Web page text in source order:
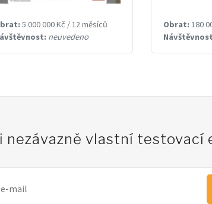
5 000 000 Kč / 12 měsíců
neuvedeno
Obrat: 180
nezávazně vlastní testovací